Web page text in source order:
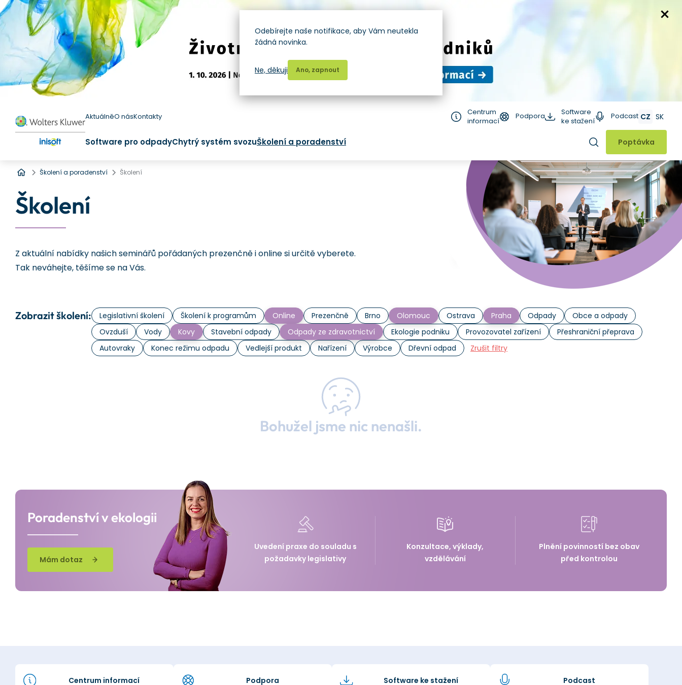
AktuálněO násKontakty
Centrum
informací
Podpora
Software
ke stažení
Podcast CZ SK
Software pro odpadyChytrý systém svozuŠkolení a poradenství Hledat
Poptávka
Úvod
Školení a poradenství Školení
Školení
Z aktuální nabídky našich seminářů pořádaných prezenčně i online si určitě vyberete.
Tak neváhejte, těšíme se na Vás.
Zobrazit školení: Legislativní školení Školení k programům Online Prezenčně Brno Olomouc Ostrava Praha Odpady
Obce a odpady
Ovzduší
Vody Kovy Stavební odpady Odpady ze zdravotnictví Ekologie podniku Provozovatel zařízení
Přeshraniční přeprava
Autovraky
Konec režimu odpadu Vedlejší produkt Nařízení Výrobce Dřevní odpad Zrušit filtry
Bohužel jsme nic nenašli.
Poradenství v ekologii
Mám dotaz
Uvedení praxe do souladu s
požadavky legislativy
Konzultace, výklady,
vzdělávání
Plnění povinností bez obav
před kontrolou
Centrum informací Podpora Software ke stažení Podcast
Odebírejte naše notifikace, aby Vám neutekla
žádná novinka.
Ano, zapnout
Ne, děkuji